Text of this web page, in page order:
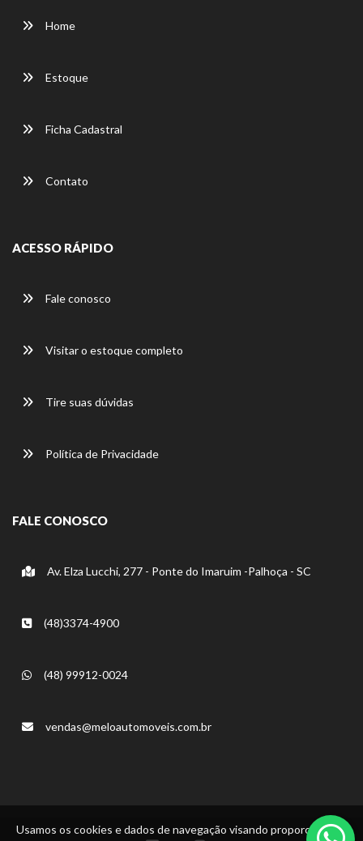
Usamos os cookies e dados de navegação visando proporcionar
Home
Estoque
Ficha Cadastral
Contato
ACESSO RÁPIDO
Fale conosco
Visitar o estoque completo
Tire suas dúvidas
Política de Privacidade
FALE CONOSCO
Av. Elza Lucchi, 277 - Ponte do Imaruim -Palhoça - SC
(48)3374-4900
(48) 99912-0024
vendas@meloautomoveis.com.br